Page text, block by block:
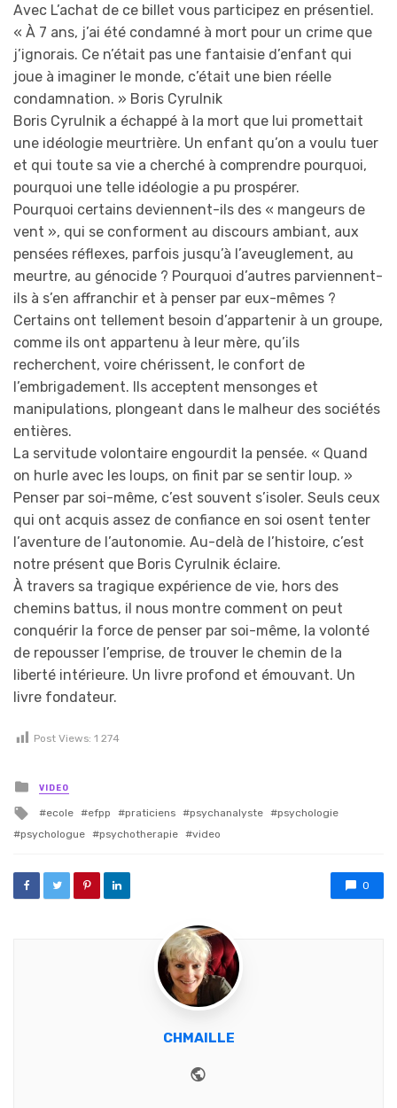
Avec L’achat de ce billet vous participez en présentiel.
« À 7 ans, j’ai été condamné à mort pour un crime que
j’ignorais. Ce n’était pas une fantaisie d’enfant qui
joue à imaginer le monde, c’était une bien réelle
condamnation. » Boris Cyrulnik
Boris Cyrulnik a échappé à la mort que lui promettait
une idéologie meurtrière. Un enfant qu’on a voulu tuer
et qui toute sa vie a cherché à comprendre pourquoi,
pourquoi une telle idéologie a pu prospérer.
Pourquoi certains deviennent-ils des « mangeurs de
vent », qui se conforment au discours ambiant, aux
pensées réflexes, parfois jusqu’à l’aveuglement, au
meurtre, au génocide ? Pourquoi d’autres parviennent-
ils à s’en affranchir et à penser par eux-mêmes ?
Certains ont tellement besoin d’appartenir à un groupe,
comme ils ont appartenu à leur mère, qu’ils
recherchent, voire chérissent, le confort de
l’embrigadement. Ils acceptent mensonges et
manipulations, plongeant dans le malheur des sociétés
entières.
La servitude volontaire engourdit la pensée. « Quand
on hurle avec les loups, on finit par se sentir loup. »
Penser par soi-même, c’est souvent s’isoler. Seuls ceux
qui ont acquis assez de confiance en soi osent tenter
l’aventure de l’autonomie. Au-delà de l’histoire, c’est
notre présent que Boris Cyrulnik éclaire.
À travers sa tragique expérience de vie, hors des
chemins battus, il nous montre comment on peut
conquérir la force de penser par soi-même, la volonté
de repousser l’emprise, de trouver le chemin de la
liberté intérieure. Un livre profond et émouvant. Un
livre fondateur.
Post Views: 1 274
Posted in
VIDEO
Tagged with
ecole efpp praticiens psychanalyste
psychologie
psychologue
psychotherapie video
0
CHMAILLE